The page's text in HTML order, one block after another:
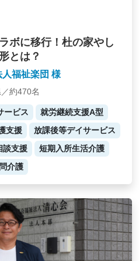
ボに移行！杜の家やし
とは？
福祉楽団 様
約470名
ービス
就労継続支援A型
支援
放課後等デイサービス
談支援
短期入所生活介護
介護